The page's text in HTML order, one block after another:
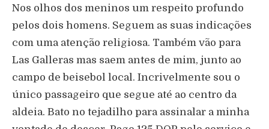
Nos olhos dos meninos um respeito profundo
pelos dois homens. Seguem as suas indicações
com uma atenção religiosa. Também vão para
Las Galleras mas saem antes de mim, junto ao
campo de beisebol local. Incrivelmente sou o
único passageiro que segue até ao centro da
aldeia. Bato no tejadilho para assinalar a minha